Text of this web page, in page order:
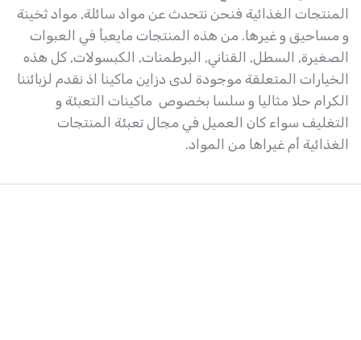
المنتجات الغذائية فنحن نتحدث عن مواد سائلة, مواد ثخينة
و مساحيق و غيرها. من هذه المنتجات مايعبأ في العبوات
الصغيرة, السطل, القناني, البرطمنات, الكبسولات, كل هذه
الخيارات المتعلقة موجودة لدى دزاين ماكينا اذ نقدم لزبائننا
الكرام حلا مثاليا و سلسا بخصوص ماكينات التعبئة و
التغليف سواء كان العميل في مجال تعبئة المنتجات
الغذائية أم غيراها من المواد.